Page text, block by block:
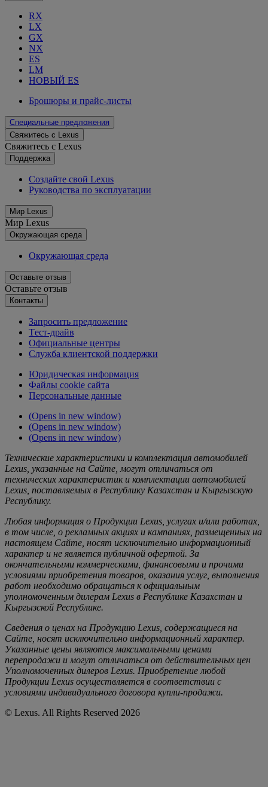
RX
LX
GX
NX
ES
LM
НОВЫЙ ES
Брошюры и прайс-листы
Специальные предложения
Свяжитесь с Lexus
Свяжитесь с Lexus
Поддержка
Создайте свой Lexus
Руководства по эксплуатации
Мир Lexus
Мир Lexus
Окружающая среда
Окружающая среда
Оставьте отзыв
Оставьте отзыв
Контакты
Запросить предложение
Tест-драйв
Официальные центры
Служба клиентской поддержки
Юридическая информация
Файлы cookie сайта
Персональные данные
(Opens in new window)
(Opens in new window)
(Opens in new window)
Технические характеристики и комплектация автомобилей
Lexus, указанные на Сайте, могут отличаться от
технических характеристик и комплектации автомобилей
Lexus, поставляемых в Республику Казахстан и Кыргызскую
Республику.
Любая информация о Продукции Lexus, услугах и/или работах,
в том числе, о рекламных акциях и кампаниях, размещенных на
настоящем Cайте, носят исключительно информационный
характер и не является публичной офертой. За
окончательными коммерческими, финансовыми и прочими
условиями приобретения товаров, оказания услуг, выполнения
работ необходимо обращаться к официальным
уполномоченным дилерам Lexus в Республике Казахстан и
Кыргызской Республике.
Сведения о ценах на Продукцию Lexus, содержащиеся на
Сайте, носят исключительно информационный характер.
Указанные цены являются максимальными ценами
перепродажи и могут отличаться от действительных цен
Уполномоченных дилеров Lexus. Приобретение любой
Продукции Lexus осуществляется в соответствии с
условиями индивидуального договора купли-продажи.
© Lexus. All Rights Reserved 2026